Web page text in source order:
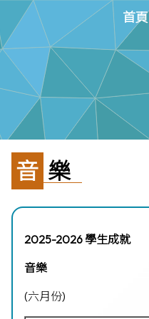
首頁
音樂
2025-2026 學生成就
音樂
(六月份)